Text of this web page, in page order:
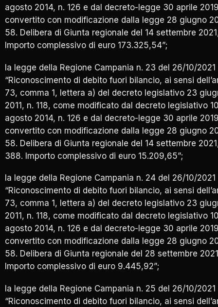
agosto 2014, n. 126 e dal decreto-legge 30 aprile
convertito con modificazione dalla legge 28 giugno
58. Delibera di Giunta regionale del 14 settembre
Importo complessivo di euro 173.325,54”;
la legge della Regione Campania n. 23 del 26/10/2021
“Riconoscimento di debito fuori bilancio, ai sensi
73, comma 1, lettera a) del decreto legislativo 23
2011, n. 118, come modificato dal decreto legislativo
agosto 2014, n. 126 e dal decreto-legge 30 aprile
convertito con modificazione dalla legge 28 giugno
58. Delibera di Giunta regionale del 14 settembre
388. Importo complessivo di euro 15.209,65”;
la legge della Regione Campania n. 24 del 26/10/2021
“Riconoscimento di debito fuori bilancio, ai sensi
73, comma 1, lettera a) del decreto legislativo 23
2011, n. 118, come modificato dal decreto legislativo
agosto 2014, n. 126 e dal decreto-legge 30 aprile
convertito con modificazione dalla legge 28 giugno
58. Delibera di Giunta regionale del 28 settembre
Importo complessivo di euro 9.445,92”;
la legge della Regione Campania n. 25 del 26/10/2021
“Riconoscimento di debito fuori bilancio, ai sensi